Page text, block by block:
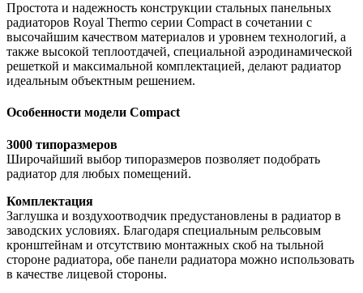
Простота и надежность конструкции стальных панельных
радиаторов Royal Thermo серии Compact в сочетании с
высочайшим качеством материалов и уровнем технологий, а
также высокой теплоотдачей, специальной аэродинамической
решеткой и максимальной комплектацией, делают радиатор
идеальным объектным решением.
Особенности модели Compact
3000 типоразмеров
Широчайший выбор типоразмеров позволяет подобрать
радиатор для любых помещений.
Комплектация
Заглушка и воздухоотводчик предустановлены в радиатор в
заводских условиях. Благодаря специальным рельсовым
кронштейнам и отсутствию монтажных скоб на тыльной
стороне радиатора, обе панели радиатора можно использовать
в качестве лицевой стороны.